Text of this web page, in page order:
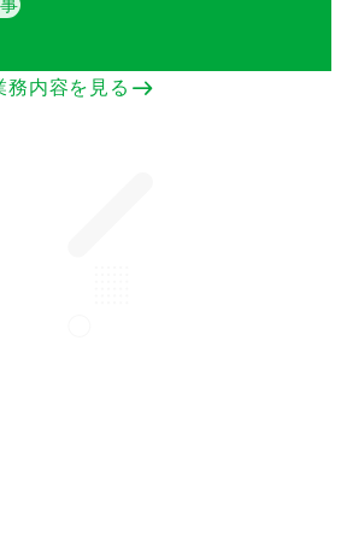
務内容を見る east